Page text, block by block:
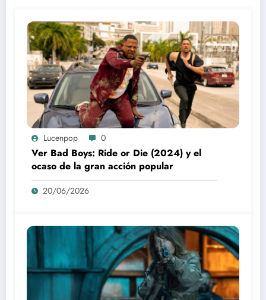
Lucenpop 0
Ver Bad Boys: Ride or Die (2024) y el
ocaso de la gran acción popular
20/06/2026